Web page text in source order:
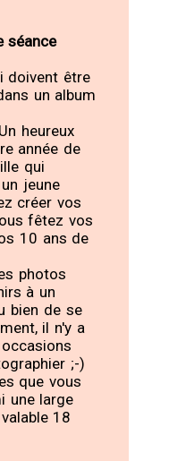
séance
doivent être
un album
heureux
année de
qui
jeune
créer vos
fêtez vos
10 ans de
photos
à un
bien de se
il n'y a
;-)
que vous
une large
18